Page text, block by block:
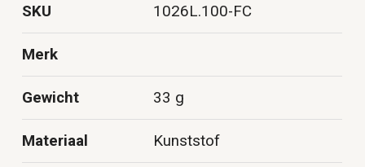
SKU 1026L.100-FC
Merk
Gewicht 33 g
Materiaal Kunststof